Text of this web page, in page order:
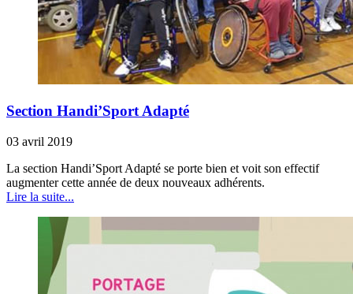
Section Handi’Sport Adapté
03 avril 2019
La section Handi’Sport Adapté se porte bien et voit son effectif
augmenter cette année de deux nouveaux adhérents.
Lire la suite...